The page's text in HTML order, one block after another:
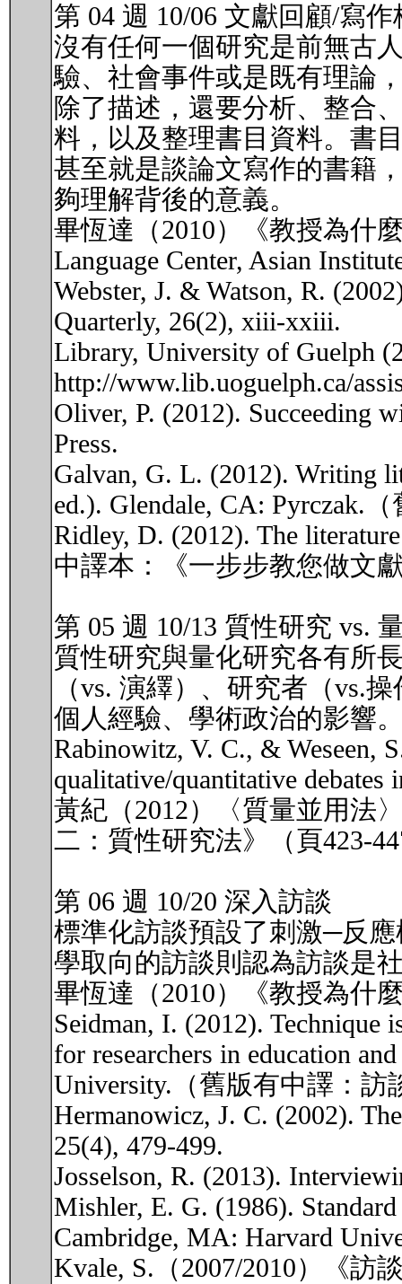
第 04 週 10/06 文獻回顧/寫
沒有任何一個研究是前無古
驗、社會事件或是既有理論
除了描述，還要分析、整合
料，以及整理書目資料。書
甚至就是談論文寫作的書籍
夠理解背後的意義。
畢恆達（2010）《教授為什
Language Center, Asian
Webster, J. & Watson, R.
Quarterly, 26(2), xiii-xxiii.
Library, University of Guelph
http://www.lib.uoguelph.ca/
Oliver, P. (2012). Succeeding
Press.
Galvan, G. L. (2012). Writing
ed.). Glendale, CA: Pyrczak.
Ridley, D. (2012). The
中譯本：《一步步教您做文
第 05 週 10/13 質性研究 vs.
質性研究與量化研究各有所
（vs. 演繹）、研究者（vs.
個人經驗、學術政治的影響
Rabinowitz, V. C., & Weseen,
qualitative/quantitative
黃紀（2012）〈質量並用法
二：質性研究法》（頁423-
第 06 週 10/20 深入訪談
標準化訪談預設了刺激─反
學取向的訪談則認為訪談是
畢恆達（2010）《教授為什
Seidman, I. (2012). Technique
for researchers in education
University.（舊版有中譯：
Hermanowicz, J. C. (2002).
25(4), 479-499.
Josselson, R. (2013).
Mishler, E. G. (1986).
Cambridge, MA: Harvard
Kvale, S.（2007/2010）《訪